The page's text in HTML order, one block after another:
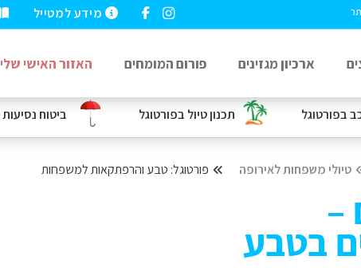
בפורטוגל תכנון טיול בפורטוגל ביטוח נסיעות
מידע למטייל
ארכיון מגזינים פורום המומחים האזור האישי שלי
טיולי משפחות לאירופה פורטוגל: טבע והרפתקאות למשפחות
–
בטבע